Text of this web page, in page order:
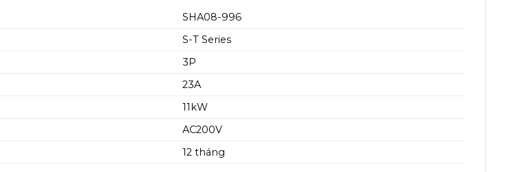
SHA08-996
S-T Series
3P
23A
11kW
AC200V
12 tháng